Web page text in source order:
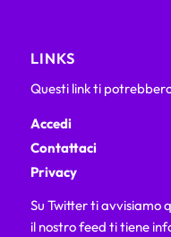
LINKS
Questi link ti
Accedi
Contattaci
Privacy
Su Twitter ti avvisiamo
il nostro feed ti tiene